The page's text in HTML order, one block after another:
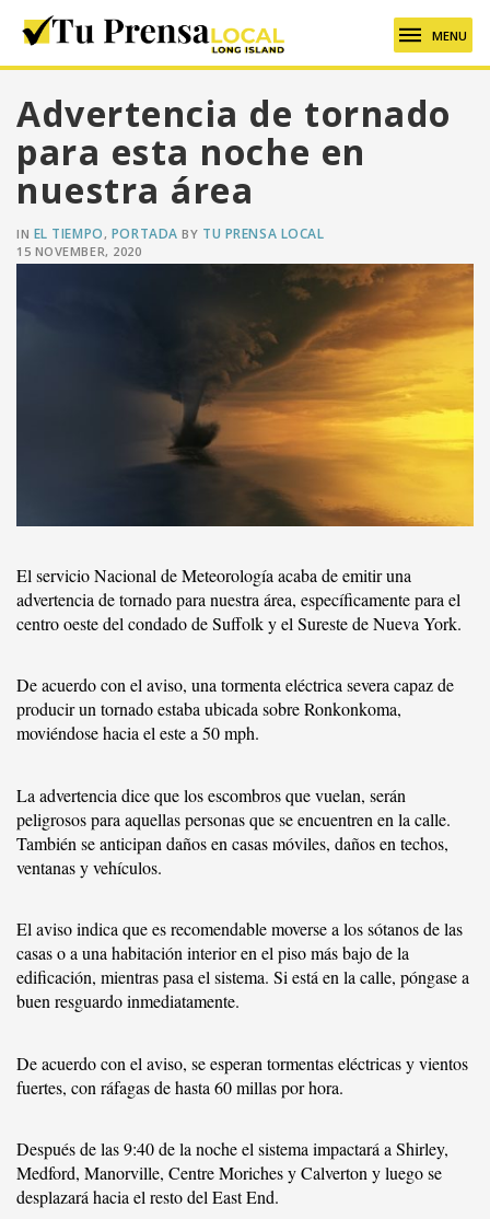
MENU
Advertencia de tornado
para esta noche en
nuestra área
IN EL TIEMPO, PORTADA BY TU PRENSA LOCAL
15 NOVEMBER, 2020
El servicio Nacional de Meteorología acaba de emitir una
advertencia de tornado para nuestra área, específicamente para el
centro oeste del condado de Suffolk y el Sureste de Nueva York.
De acuerdo con el aviso, una tormenta eléctrica severa capaz de
producir un tornado estaba ubicada sobre Ronkonkoma,
moviéndose hacia el este a 50 mph.
La advertencia dice que los escombros que vuelan, serán
peligrosos para aquellas personas que se encuentren en la calle.
También se anticipan daños en casas móviles, daños en techos,
ventanas y vehículos.
El aviso indica que es recomendable moverse a los sótanos de las
casas o a una habitación interior en el piso más bajo de la
edificación, mientras pasa el sistema. Si está en la calle, póngase a
buen resguardo inmediatamente.
De acuerdo con el aviso, se esperan tormentas eléctricas y vientos
fuertes, con ráfagas de hasta 60 millas por hora.
Después de las 9:40 de la noche el sistema impactará a Shirley,
Medford, Manorville, Centre Moriches y Calverton y luego se
desplazará hacia el resto del East End.